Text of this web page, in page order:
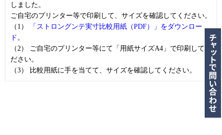
しました。
ご自宅のプリンター等で印刷して、サイズを確認してください。
（1）
「ストロングンテ実寸比較用紙（PDF）」をダウンロー
ド。
（2） ご自宅のプリンター等にて「用紙サイズA4」で印刷してく
ださい。
（3） 比較用紙に手を当てて、サイズを確認してください。